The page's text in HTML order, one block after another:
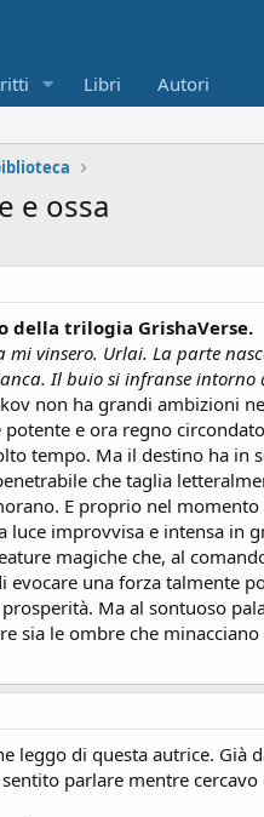
Libri Autori
e ossa
della trilogia GrishaVerse.
mi vinsero. Urlai. La parte
Il buio si infranse intorno
non ha grandi ambizioni
e ora regno
tempo. Ma il destino ha in
che taglia
E proprio nel
luce improvvisa e intensa in
magiche che, al
evocare una forza talmente
Ma al sontuoso
sia le ombre che
leggo di questa autrice.
parlare mentre